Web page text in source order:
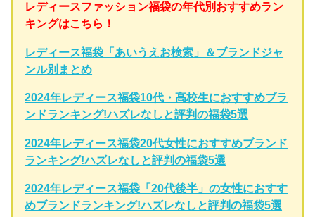
レディースファッション福袋の年代別おすすめラン
キングはこちら！
レディース福袋「あいうえお検索」＆ブランドジャ
ンル別まとめ
2024年レディース福袋10代・高校生におすすめブラ
ンドランキング!ハズレなしと評判の福袋5選
2024年レディース福袋20代女性におすすめブランド
ランキング!ハズレなしと評判の福袋5選
2024年レディース福袋「20代後半」の女性におすす
めブランドランキング!ハズレなしと評判の福袋5選